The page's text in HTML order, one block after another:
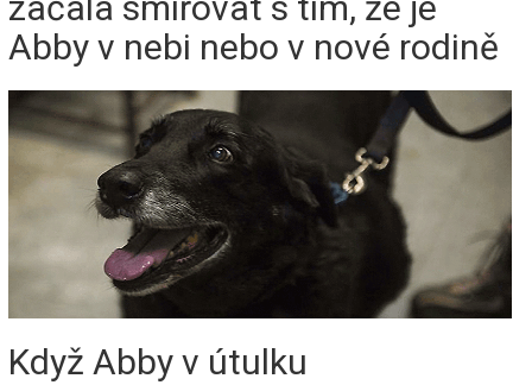
Abby v nebi nebo v nové rodině
Když Abby v útulku